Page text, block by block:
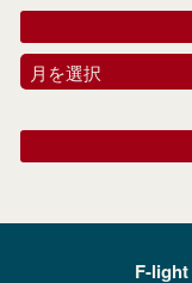
月を選択
F-light